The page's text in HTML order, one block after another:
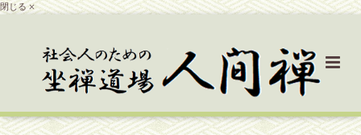
閉じる ×